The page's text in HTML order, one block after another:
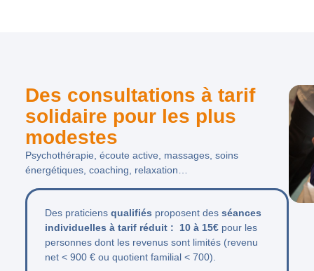
Des consultations à tarif
solidaire pour les plus
modestes
Psychothérapie, écoute active, massages, soins
énergétiques, coaching, relaxation…
Des praticiens qualifiés proposent des séances
individuelles à tarif réduit : 10 à 15€pour les
personnes dont les revenus sont limités (revenu
net < 900 € ou quotient familial < 700).